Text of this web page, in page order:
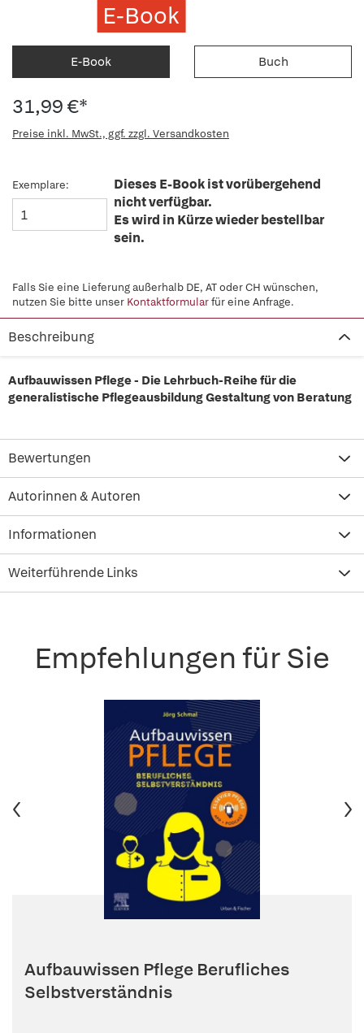
E-Book
E-Book Buch
31,99 €*
Preise inkl. MwSt., ggf. zzgl. Versandkosten
Exemplare:
Dieses E-Book ist vorübergehend
nicht verfügbar.
Es wird in Kürze wieder bestellbar
sein.
Falls Sie eine Lieferung außerhalb DE, AT oder CH wünschen,
nutzen Sie bitte unser Kontaktformularfür eine Anfrage.
Beschreibung
Aufbauwissen Pflege - Die Lehrbuch-Reihe für die
generalistische Pflegeausbildung Gestaltung von Beratung
Bewertungen
Autorinnen & Autoren
Informationen
Weiterführende Links
Empfehlungen für Sie
Aufbauwissen Pflege Berufliches
Selbstverständnis